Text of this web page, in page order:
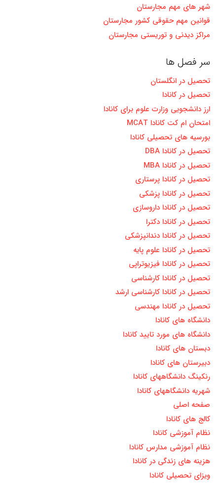
شهر های مهم مجارستان
قوانین مهم حقوقی کشور مجارستان
مراکز دیدنی و توریستی مجارستان
سر فصل ها
تحصیل در انگلستان
تحصیل در کانادا
ارز دانشجویی وزارت علوم برای کانادا
امتحان ام کت کانادا MCAT
بورسیه های تحصیلی کانادا
تحصیل در کانادا DBA
تحصیل در کانادا MBA
تحصیل در کانادا پرستاری
تحصیل در کانادا پزشکی
تحصیل در کانادا داروسازی
تحصیل در کانادا دکترا
تحصیل در کانادا دندانپزشکی
تحصیل در کانادا علوم پایه
تحصیل در کانادا فیزیوتراپی
تحصیل در کانادا کارشناسی
تحصیل در کانادا کارشناسی ارشد
تحصیل در کانادا مهندسی
دانشگاه های کانادا
دانشگاه های مورد تایید کانادا
دبستان های کانادا
دبیرستان های کانادا
رنکینگ دانشگاههای کانادا
شهریه دانشگاههای کانادا
صفحه اصلی
کالج های کانادا
نظام آموزشی کانادا
نظام آموزشی مدارس کانادا
هزینه های زندگی در کانادا
ویزای تحصیلی کانادا